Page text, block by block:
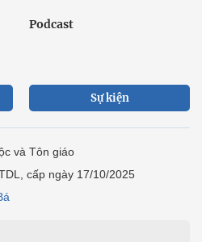
Podcast
Sự kiện
và Tôn giáo
cấp ngày 17/10/2025